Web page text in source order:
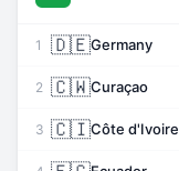
1 🇩🇪Germany
2 🇨🇼Curaçao
3 🇨🇮Côte d'Ivoire